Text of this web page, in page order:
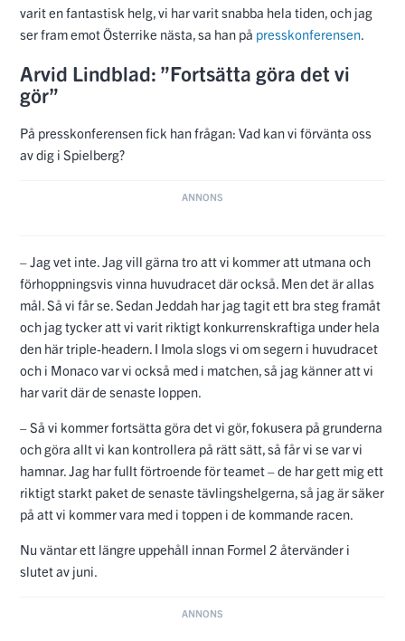
varit en fantastisk helg, vi har varit snabba hela tiden, och jag
ser fram emot Österrike nästa, sa han på presskonferensen.
Arvid Lindblad: ”Fortsätta göra det vi
gör”
På presskonferensen fick han frågan: Vad kan vi förvänta oss
av dig i Spielberg?
– Jag vet inte. Jag vill gärna tro att vi kommer att utmana och
och jag tycker att vi varit riktigt konkurrenskraftiga under hela
den här triple-headern. I Imola slogs vi om segern i huvudracet
och i Monaco var vi också med i matchen, så jag känner att vi
har varit där de senaste loppen.
– Så vi kommer fortsätta göra det vi gör, fokusera på grunderna
och göra allt vi kan kontrollera på rätt sätt, så får vi se var vi
hamnar. Jag har fullt förtroende för teamet – de har gett mig ett
riktigt starkt paket de senaste tävlingshelgerna, så jag är säker
på att vi kommer vara med i toppen i de kommande racen.
Nu väntar ett längre uppehåll innan Formel 2 återvänder i
slutet av juni.